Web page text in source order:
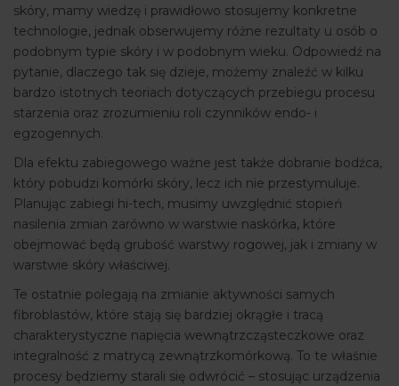
skóry, mamy wiedzę i prawidłowo stosujemy konkretne
technologie, jednak obserwujemy różne rezultaty u osób o
podobnym typie skóry i w podobnym wieku. Odpowiedź na
pytanie, dlaczego tak się dzieje, możemy znaleźć w kilku
bardzo istotnych teoriach dotyczących przebiegu procesu
starzenia oraz zrozumieniu roli czynników endo- i
egzogennych.
Dla efektu zabiegowego ważne jest także dobranie bodźca,
który pobudzi komórki skóry, lecz ich nie przestymuluje.
Planując zabiegi hi-tech, musimy uwzględnić stopień
nasilenia zmian zarówno w warstwie naskórka, które
obejmować będą grubość warstwy rogowej, jak i zmiany w
warstwie skóry właściwej.
Te ostatnie polegają na zmianie aktywności samych
fibroblastów, które stają się bardziej okrągłe i tracą
charakterystyczne napięcia wewnątrzcząsteczkowe oraz
integralność z matrycą zewnątrzkomórkową. To te właśnie
procesy będziemy starali się odwrócić – stosując urządzenia